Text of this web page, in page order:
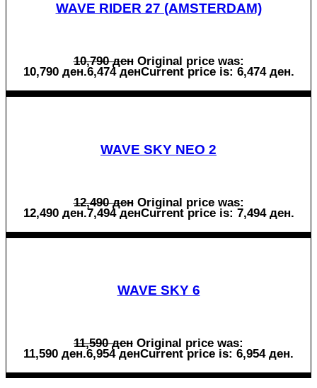
WAVE RIDER 27 (AMSTERDAM)
10,790ден Original price was:
10,790 ден.6,474денCurrent price is: 6,474 ден.
WAVE SKY NEO 2
12,490ден Original price was:
12,490 ден.7,494денCurrent price is: 7,494 ден.
WAVE SKY 6
11,590ден Original price was:
11,590 ден.6,954денCurrent price is: 6,954 ден.